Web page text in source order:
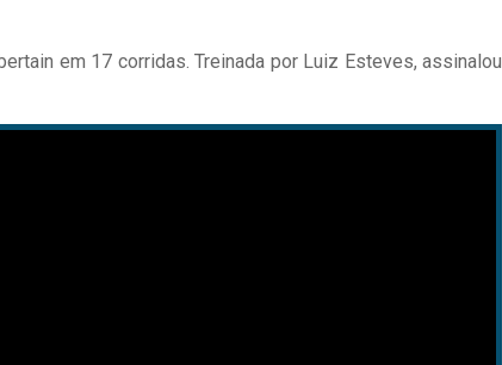
em 17 corridas. Treinada por Luiz Esteves, assinalou